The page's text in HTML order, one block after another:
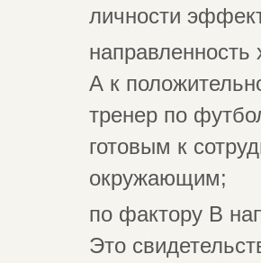
личности
направленность
А к
тренер по
готовым к
окружающим;
по фактору В
Это